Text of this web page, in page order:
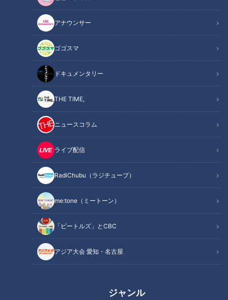
アナウンサー
ゴゴスマ
ドキュメンタリー
THE TIME,
ニュースコラム
ライブ配信
RadiChubu（ラジチューブ）
me:tone（ミートーン）
「ビートルズ」とCBC
アジア大会 愛知・名古屋
ジャンル
男性40名対女性15名
オススメ関連コンテンツ
すっぽんぽんの母子
酸ヶ湯温泉で混浴風呂に入ってきたというAさん。以前、島根
県の玉造温泉でもパートナーと混浴を楽しんだ経験があるそう
今回は湯あみ着を500円でレンタルして着替えていたところ、
40歳ぐらいの母親と小学校低学年のこどもたちが「皆さんレ
ンタルしたんですね」と言いながら、すっぽんぽんでお風呂に
向かっていったといいます。
「確かに湯は乳白色で、肩まで使っていれば何も見えません
が、すごい勇気だな。それはさておき、パートナーと合流する
ために行ってみると、なんと男性は全員フルチン。40名ほど
でした」（Aさん）